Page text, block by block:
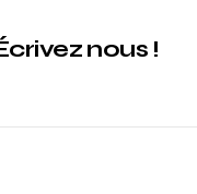
nous !